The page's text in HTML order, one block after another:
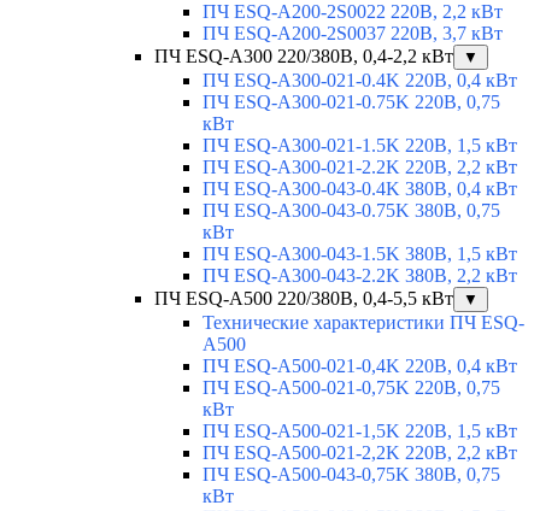
ПЧ ESQ-A200-2S0022 220В, 2,2 кВт
ПЧ ESQ-A200-2S0037 220В, 3,7 кВт
ПЧ ESQ-A300 220/380В, 0,4-2,2 кВт
▼
ПЧ ESQ-A300-021-0.4K 220В, 0,4 кВт
ПЧ ESQ-A300-021-0.75K 220В, 0,75
кВт
ПЧ ESQ-A300-021-1.5K 220В, 1,5 кВт
ПЧ ESQ-A300-021-2.2K 220В, 2,2 кВт
ПЧ ESQ-A300-043-0.4K 380В, 0,4 кВт
ПЧ ESQ-A300-043-0.75K 380В, 0,75
кВт
ПЧ ESQ-A300-043-1.5K 380В, 1,5 кВт
ПЧ ESQ-A300-043-2.2K 380В, 2,2 кВт
ПЧ ESQ-A500 220/380В, 0,4-5,5 кВт
▼
Технические характеристики ПЧ ESQ-
A500
ПЧ ESQ-A500-021-0,4K 220В, 0,4 кВт
ПЧ ESQ-A500-021-0,75K 220В, 0,75
кВт
ПЧ ESQ-A500-021-1,5K 220В, 1,5 кВт
ПЧ ESQ-A500-021-2,2K 220В, 2,2 кВт
ПЧ ESQ-A500-043-0,75K 380В, 0,75
кВт